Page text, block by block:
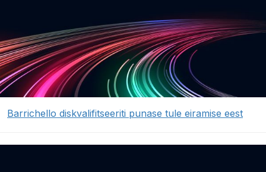
Barrichello diskvalifitseeriti punase tule eiramise eest